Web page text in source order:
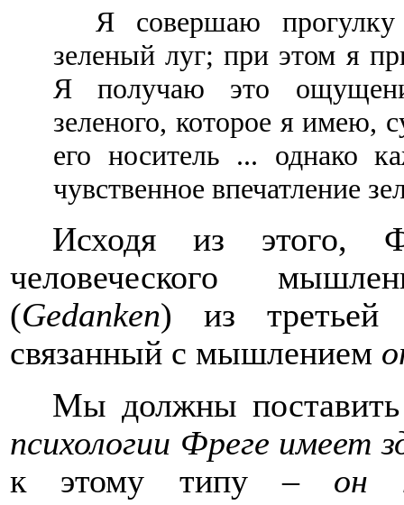
Я совершаю
зеленый луг; при этом я
Я получаю это
зеленого, которое я имею,
его носитель ... однако
чувственное впечатление
Исходя из этого,
человеческого
(Gedanken) из
связанный с мышлением
Мы должны
психологии Фреге имеет
к этому типу – он